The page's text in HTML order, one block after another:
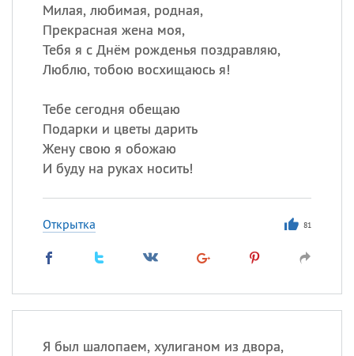
Милая, любимая, родная,
Прекрасная жена моя,
Тебя я с Днём рожденья поздравляю,
Люблю, тобою восхищаюсь я!
Тебе сегодня обещаю
Подарки и цветы дарить
Жену свою я обожаю
И буду на руках носить!
Открытка 81
Я был шалопаем, хулиганом из двора,